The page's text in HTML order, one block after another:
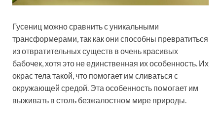
Гусениц можно сравнить с уникальными
трансформерами, так как они способны превратиться
из отвратительных существ в очень красивых
бабочек, хотя это не единственная их особенность. Их
окрас тела такой, что помогает им сливаться с
окружающей средой. Эта особенность помогает им
выживать в столь безжалостном мире природы.